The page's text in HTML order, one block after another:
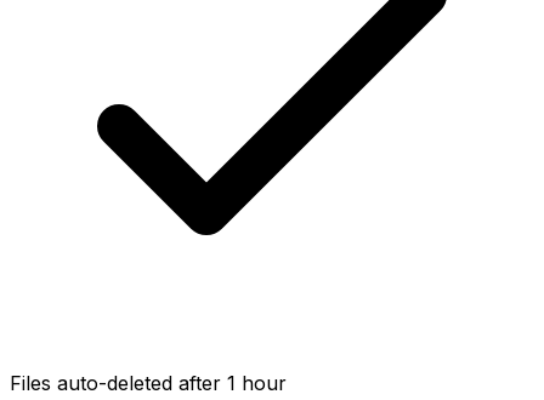
Files auto-deleted after 1 hour